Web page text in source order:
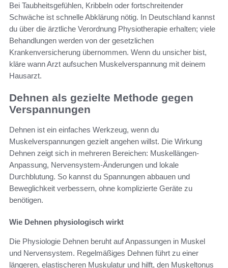
Bei Taubheitsgefühlen, Kribbeln oder fortschreitender
Schwäche ist schnelle Abklärung nötig. In Deutschland kannst
du über die ärztliche Verordnung Physiotherapie erhalten; viele
Behandlungen werden von der gesetzlichen
Krankenversicherung übernommen. Wenn du unsicher bist,
kläre wann Arzt aufsuchen Muskelverspannung mit deinem
Hausarzt.
Dehnen als gezielte Methode gegen
Verspannungen
Dehnen ist ein einfaches Werkzeug, wenn du
Muskelverspannungen gezielt angehen willst. Die Wirkung
Dehnen zeigt sich in mehreren Bereichen: Muskellängen-
Anpassung, Nervensystem-Änderungen und lokale
Durchblutung. So kannst du Spannungen abbauen und
Beweglichkeit verbessern, ohne komplizierte Geräte zu
benötigen.
Wie Dehnen physiologisch wirkt
Die Physiologie Dehnen beruht auf Anpassungen in Muskel
und Nervensystem. Regelmäßiges Dehnen führt zu einer
längeren, elastischeren Muskulatur und hilft, den Muskeltonus